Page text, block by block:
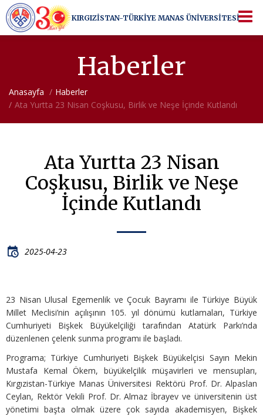
KIRGIZİSTAN-TÜRKİYE MANAS ÜNİVERSİTESİ
KIRGIZİSTAN-TÜRKİYE
Bir üniversiteden ötesi...
Haberler
Anasayfa
Haberler
Ata Yurtta 23 Nisan Coşkusu, Birlik ve Neşe İçinde Kutlandı
Ata Yurtta 23 Nisan
Coşkusu, Birlik ve Neşe
İçinde Kutlandı
2025-04-23
23 Nisan Ulusal Egemenlik ve Çocuk Bayramı ile Türkiye Büyük
Millet Meclisi’nin açılışının 105. yıl dönümü kutlamaları, Türkiye
Cumhuriyeti Bişkek Büyükelçiliği tarafından Atatürk Parkı’nda
düzenlenen çelenk sunma programı ile başladı.
Programa; Türkiye Cumhuriyeti Bişkek Büyükelçisi Sayın Mekin
Mustafa Kemal Ökem, büyükelçilik müşavirleri ve mensupları,
Kırgızistan-Türkiye Manas Üniversitesi Rektörü Prof. Dr. Alpaslan
Ceylan, Rektör Vekili Prof. Dr. Almaz İbrayev ve üniversitenin üst
yönetimi başta olmak üzere çok sayıda akademisyen, Bişkek